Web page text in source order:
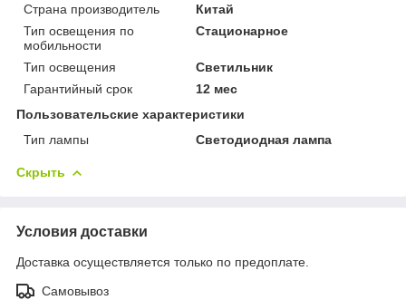
Страна производитель
Китай
Тип освещения по
мобильности
Стационарное
Тип освещения
Светильник
Гарантийный срок
12 мес
Пользовательские характеристики
Тип лампы
Светодиодная лампа
Скрыть
Условия доставки
Доставка осуществляется только по предоплате.
Самовывоз